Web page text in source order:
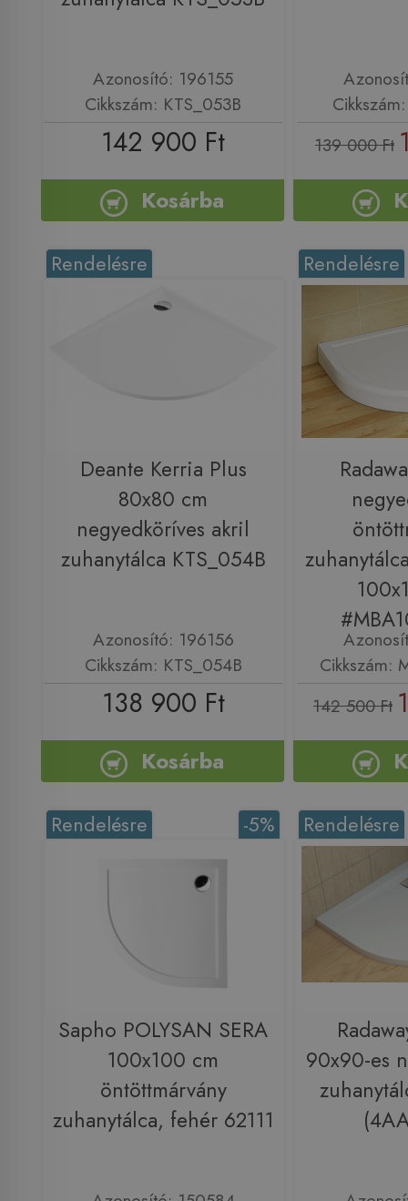
Azonosító: 196155
Cikkszám: KTS_053B
142 900 Ft
Kosárba
139 000 Ft
Rendelésre
Deante Kerria Plus
80x80 cm
negyedköríves akril
zuhanytálca KTS_054B
Azonosító: 196156
Cikkszám: KTS_054B
138 900 Ft
Kosárba
Rendelésre
Cikkszám:
142 500 Ft
-5%
Rendelésre
Sapho POLYSAN SERA
100x100 cm
öntöttmárvány
zuhanytálca, fehér 62111
Rendelésre
90x90-es